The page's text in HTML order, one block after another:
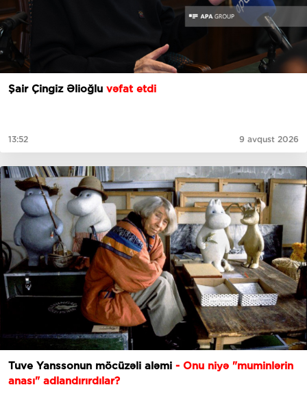
Şair Çingiz Əlioğlu vəfat etdi
13:52 9 avqust 2026
Tuve Yanssonun möcüzəli aləmi - Onu niyə "muminlərin
anası" adlandırırdılar?